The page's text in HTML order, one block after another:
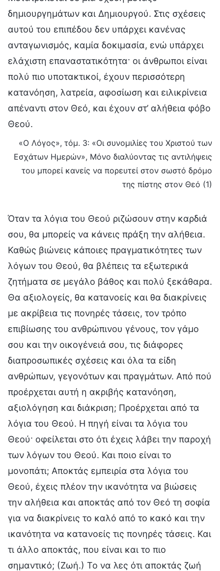
δημιουργημάτων και Δημιουργού. Στις σχέσεις
αυτού του επιπέδου δεν υπάρχει κανένας
ανταγωνισμός, καμία δοκιμασία, ενώ υπάρχει
ελάχιστη επαναστατικότητα· οι άνθρωποι είναι
πολύ πιο υποτακτικοί, έχουν περισσότερη
κατανόηση, λατρεία, αφοσίωση και ειλικρίνεια
απέναντι στον Θεό, και έχουν στ’ αλήθεια φόβο
Θεού.
«Ο Λόγος», τόμ. 3: «Οι συνομιλίες του Χριστού των
Εσχάτων Ημερών», Μόνο διαλύοντας τις αντιλήψεις
του μπορεί κανείς να πορευτεί στον σωστό δρόμο
της πίστης στον Θεό (1)
Όταν τα λόγια του Θεού ριζώσουν στην καρδιά
σου, θα μπορείς να κάνεις πράξη την αλήθεια.
Καθώς βιώνεις κάποιες πραγματικότητες των
λόγων του Θεού, θα βλέπεις τα εξωτερικά
ζητήματα σε μεγάλο βάθος και πολύ ξεκάθαρα.
Θα αξιολογείς, θα κατανοείς και θα διακρίνεις
με ακρίβεια τις πονηρές τάσεις, τον τρόπο
επιβίωσης του ανθρώπινου γένους, τον γάμο
σου και την οικογένειά σου, τις διάφορες
διαπροσωπικές σχέσεις και όλα τα είδη
ανθρώπων, γεγονότων και πραγμάτων. Από πού
προέρχεται αυτή η ακριβής κατανόηση,
αξιολόγηση και διάκριση; Προέρχεται από τα
λόγια του Θεού. Η πηγή είναι τα λόγια του
Θεού· οφείλεται στο ότι έχεις λάβει την παροχή
των λόγων του Θεού. Και ποιο είναι το
μονοπάτι; Αποκτάς εμπειρία στα λόγια του
Θεού, έχεις πλέον την ικανότητα να βιώσεις
την αλήθεια και αποκτάς από τον Θεό τη σοφία
για να διακρίνεις το καλό από το κακό και την
ικανότητα να κατανοείς τις πονηρές τάσεις. Και
τι άλλο αποκτάς, που είναι και το πιο
σημαντικό; (Ζωή.) Το να λες ότι αποκτάς ζωή